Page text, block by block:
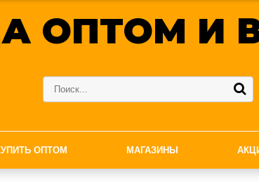
ОПТОМ И
ОПТОМ МАГАЗИНЫ